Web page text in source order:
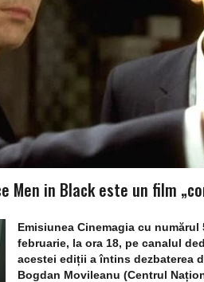
Men in Black este un film
Emisiunea Cinemagia cu numărul
februarie, la ora 18, pe canalul
acestei ediții a întins dezbaterea
Bogdan Movileanu (Centrul